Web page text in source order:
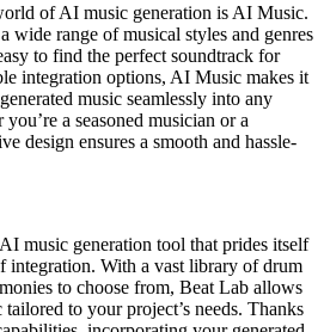
of AI music generation is AI Music.
wide range of musical styles and genres
to find the perfect soundtrack for
integration options, AI Music makes it
music seamlessly into any
a seasoned musician or a
design ensures a smooth and hassle-
music generation tool that prides itself
integration. With a vast library of drum
to choose from, Beat Lab allows
to your project’s needs. Thanks